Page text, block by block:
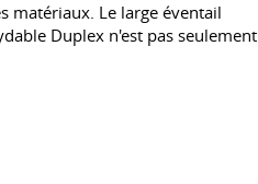
matériaux. Le large éventail
Duplex n'est pas seulement